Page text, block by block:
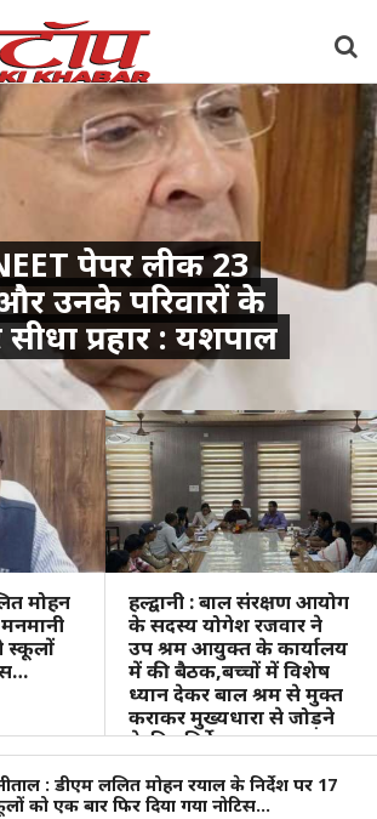
पेपर लीक 23
और उनके परिवारों के
प्रहार : यशपाल
मोहन
स्कूलों
हल्द्वानी : बाल संरक्षण आयोग
के सदस्य योगेश रजवार ने
उप श्रम आयुक्त के कार्यालय
में की बैठक,बच्चों में विशेष
ध्यान देकर बाल श्रम से मुक्त
कराकर मुख्यधारा से जोड़ने
के दिए निर्देश…
: डीएम ललित मोहन रयाल के निर्देश पर 17
को एक बार फिर दिया गया नोटिस…